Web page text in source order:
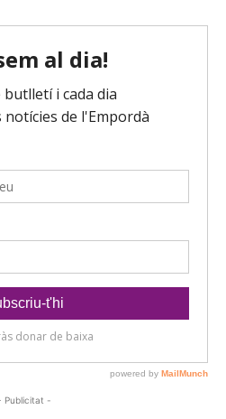
Publicitat -